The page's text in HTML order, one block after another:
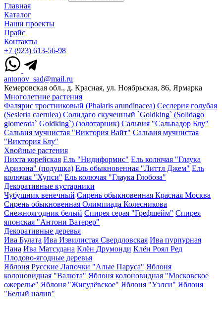
Главная
Каталог
Наши проекты
Прайс
Контакты
+7 (923) 613-56-98
antonov_sad@mail.ru
Кемеровская обл., д. Красная, ул. Ноябрьская, 86, Ярмарка
Многолетние растения
Фалярис тростниковый (Phalaris arundinacea) Сеслерия голубая
(Sesleria caerulea) Солидаго скученный `Goldking` (Solidago
glomerata` Goldking`) (золотарник) Сальвия "Сальвадор Блу"
Сальвия мучнистая "Виктория Вайт" Сальвия мучнистая
"Виктория Блу"
Хвойные растения
Пихта корейская Ель "Нидиформис" Ель колючая "Глаука
Аризона" (подушка) Ель обыкновенная "Литтл Джем" Ель
колючая "Хупси" Ель колючая "Глаука Глобоза"
Декоративные кустарники
Чубушник венечный Сирень обыкновенная Красная Москва
Сирень обыкновенная Олимпиада Колесникова
Снежноягодник белый Спирея серая "Грефшейм" Спирея
японская "Антони Ватерер"
Декоративные деревья
Ива Булата Ива Извилистая Свердловская Ива пурпурная
Нана Ива Матсудана Клён Друмонди Клён Роял Ред
Плодово-ягодные деревья
Яблоня Русские Лапочки "Алые Паруса" Яблоня
колоновидная "Валюта" Яблоня колоновидная "Московское
ожерелье" Яблоня "Жигулёвское" Яблоня "Уэлси" Яблоня
"Белый налив"